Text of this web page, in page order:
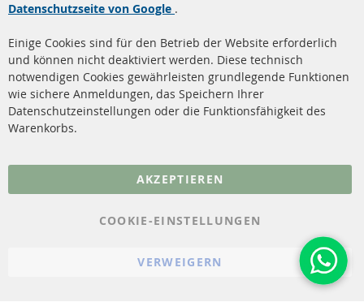
Dieselpartikelfilter
Katalysator (KAT)
Sensoren
FAQ
Versandkosten
Kontakt
Vertrag widerrufen
Datenschutzseite von Google .
Einige Cookies sind für den Betrieb der Website erforderlich
und können nicht deaktiviert werden. Diese technisch
notwendigen Cookies gewährleisten grundlegende Funktionen
wie sichere Anmeldungen, das Speichern Ihrer
Datenschutzeinstellungen oder die Funktionsfähigkeit des
Warenkorbs.
AKZEPTIEREN
COOKIE-EINSTELLUNGEN
VERWEIGERN